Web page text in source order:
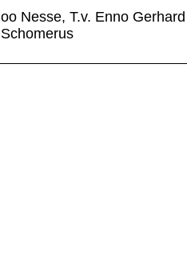
oo Nesse, T.v. Enno Gerhard
Schomerus